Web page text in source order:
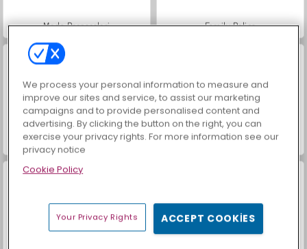
Moda Prensesleri Family Relics
Farm Merge Valley Mücevher Bahçesi Hikayesi
We process your personal information to measure and
improve our sites and service, to assist our marketing
campaigns and to provide personalised content and
advertising. By clicking the button on the right, you can
exercise your privacy rights. For more information see our
privacy notice
Cookie Policy
Your Privacy Rights ACCEPT COOKIES